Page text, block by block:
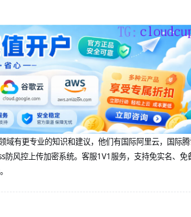
域有更专业的知识和建议，他们有国际阿里云，国际
风控上传加密系统。客服1V1服务，支持免实名、免